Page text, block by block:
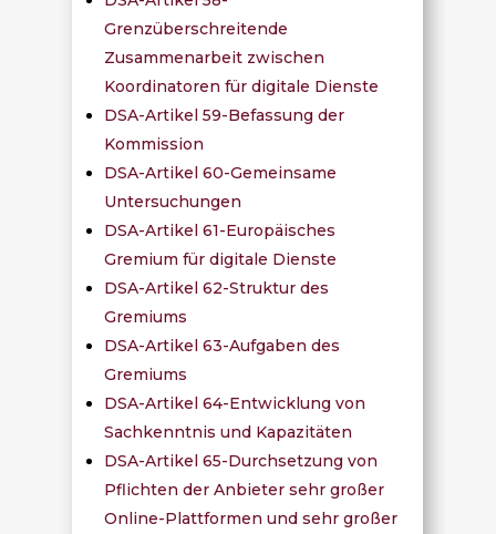
Grenzüberschreitende
Zusammenarbeit zwischen
Koordinatoren für digitale Dienste
DSA-Artikel 59-Befassung der
Kommission
DSA-Artikel 60-Gemeinsame
Untersuchungen
DSA-Artikel 61-Europäisches
Gremium für digitale Dienste
DSA-Artikel 62-Struktur des
Gremiums
DSA-Artikel 63-Aufgaben des
Gremiums
DSA-Artikel 64-Entwicklung von
Sachkenntnis und Kapazitäten
DSA-Artikel 65-Durchsetzung von
Pflichten der Anbieter sehr großer
Online-Plattformen und sehr großer